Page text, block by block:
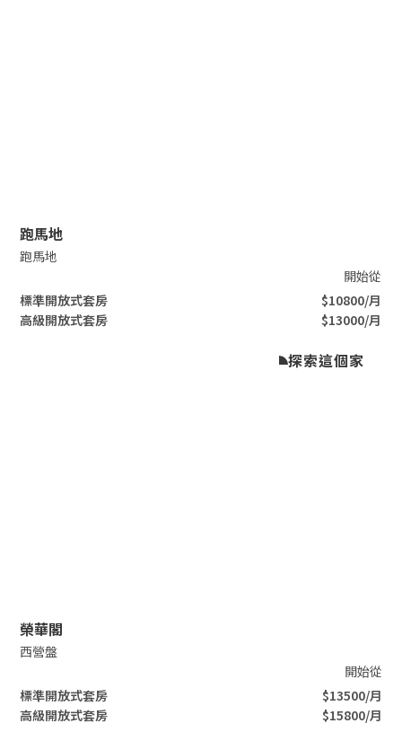
Slide 2 of 3.
跑馬地
跑馬地
開始從
標準開放式套房
$10800/月
高級開放式套房
$13000/月
探索這個家
Slide 2 of 3.
榮華閣
西營盤
開始從
標準開放式套房
$13500/月
高級開放式套房
$15800/月